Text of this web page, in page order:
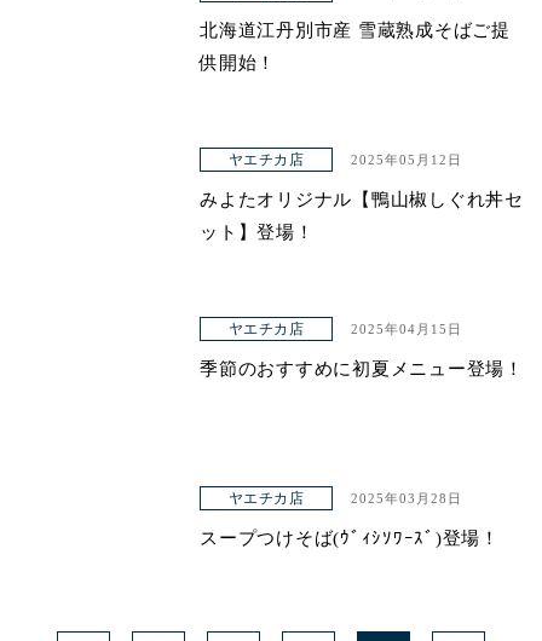
北海道江丹別市産 雪蔵熟成そばご提
供開始！
ヤエチカ店 2025年05月12日
みよたオリジナル【鴨山椒しぐれ丼セ
ット】登場！
ヤエチカ店 2025年04月15日
季節のおすすめに初夏メニュー登場！
ヤエチカ店 2025年03月28日
スープつけそば(ｳﾞｨｼｿﾜｰｽﾞ)登場！